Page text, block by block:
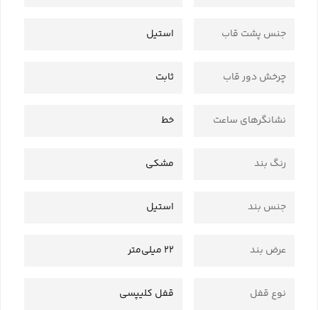
جنس پشت قاب استیل
چرخش دور قاب ثابت
نشانگرهای ساعت خط
رنگ بند مشکی
جنس بند استیل
عرض بند 22 میلی‌متر
نوع قفل قفل کلیپسی